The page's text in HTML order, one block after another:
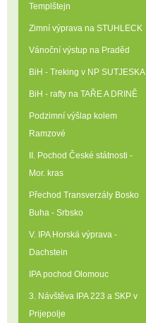
Templštejn
Zimní výprava na STUHLECK
Vánoční výstup na Praděd
BiH - Treking v NP SUTJESKA
BiH - rafty na TAŘE A DRINĚ
Podzimní výšlap kolem
Ramzové
II. Pochod České státnosti -
Mor. kras
Přechod Transverzály Bosko
Buha - Srbsko
V. IPA Horská výprava -
Dachstein
IPA pochod Olomouc
3. Návštěva IPA 223 a SKP v
Prijepolje